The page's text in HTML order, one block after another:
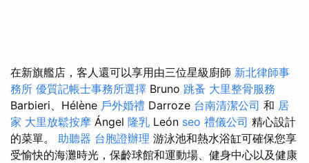
在新旗艦店，客人還可以享用由三位星級廚師 新北律師事
務所 優質記帳士事務所選擇 Bruno 跳蚤 大里整骨服務
Barbieri、Hélène 戶外婚禮 Darroze 台南清潔公司 和 居
家 大里放鬆按摩 Ángel 隆乳 León seo 禮儀公司 精心設計
的菜單。 助聽器 台胞證辦理 游泳池和熱水浴缸可確保您享
受愉快的海灘時光，保齡球館和運動場、健身中心以及健康